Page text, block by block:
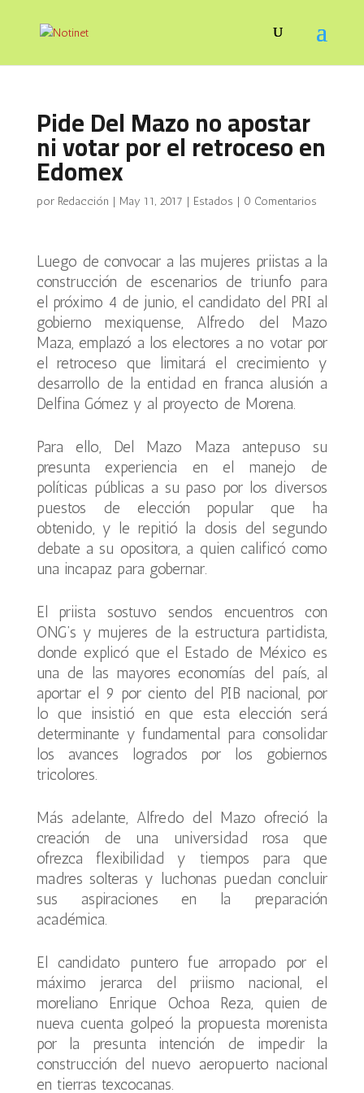
Pide Del Mazo no apostar
ni votar por el retroceso en
Edomex
por Redacción | May 11, 2017 | Estados | 0 Comentarios
Luego de convocar a las mujeres priistas a la
construcción de escenarios de triunfo para
el próximo 4 de junio, el candidato del PRI al
gobierno mexiquense, Alfredo del Mazo
Maza, emplazó a los electores a no votar por
el retroceso que limitará el crecimiento y
desarrollo de la entidad en franca alusión a
Delfina Gómez y al proyecto de Morena.
Para ello, Del Mazo Maza antepuso su
presunta experiencia en el manejo de
políticas públicas a su paso por los diversos
puestos de elección popular que ha
obtenido, y le repitió la dosis del segundo
debate a su opositora, a quien calificó como
una incapaz para gobernar.
El priista sostuvo sendos encuentros con
ONG’s y mujeres de la estructura partidista,
donde explicó que el Estado de México es
una de las mayores economías del país, al
aportar el 9 por ciento del PIB nacional, por
lo que insistió en que esta elección será
determinante y fundamental para consolidar
los avances logrados por los gobiernos
tricolores.
Más adelante, Alfredo del Mazo ofreció la
creación de una universidad rosa que
ofrezca flexibilidad y tiempos para que
madres solteras y luchonas puedan concluir
sus aspiraciones en la preparación
académica.
El candidato puntero fue arropado por el
máximo jerarca del priismo nacional, el
moreliano Enrique Ochoa Reza, quien de
nueva cuenta golpeó la propuesta morenista
por la presunta intención de impedir la
construcción del nuevo aeropuerto nacional
en tierras texcocanas.